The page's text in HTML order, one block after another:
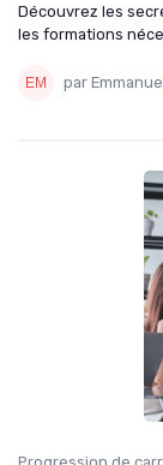
Découvrez les
les formations
par